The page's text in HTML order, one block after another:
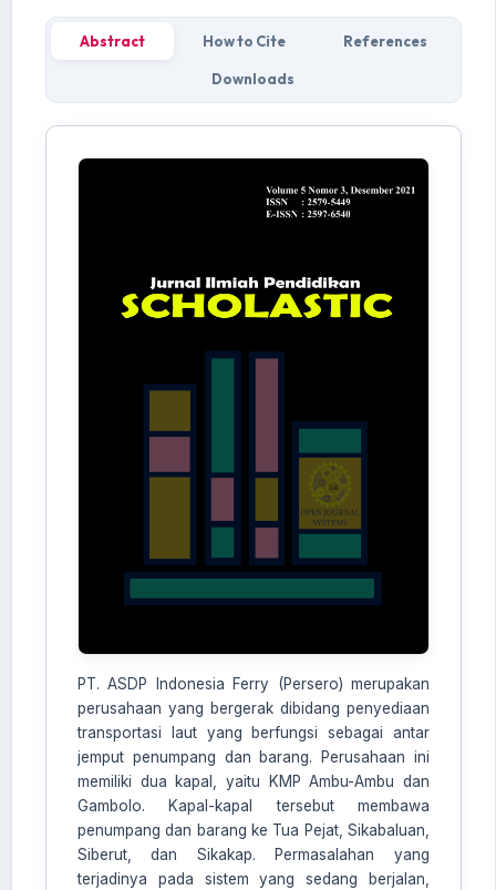
Abstract How to Cite References
Downloads
PT. ASDP Indonesia Ferry (Persero) merupakan
perusahaan yang bergerak dibidang penyediaan
transportasi laut yang berfungsi sebagai antar
jemput penumpang dan barang. Perusahaan ini
memiliki dua kapal, yaitu KMP Ambu-Ambu dan
Gambolo. Kapal-kapal tersebut membawa
penumpang dan barang ke Tua Pejat, Sikabaluan,
Siberut, dan Sikakap. Permasalahan yang
terjadinya pada sistem yang sedang berjalan,
AI Assistant JIPS
Online